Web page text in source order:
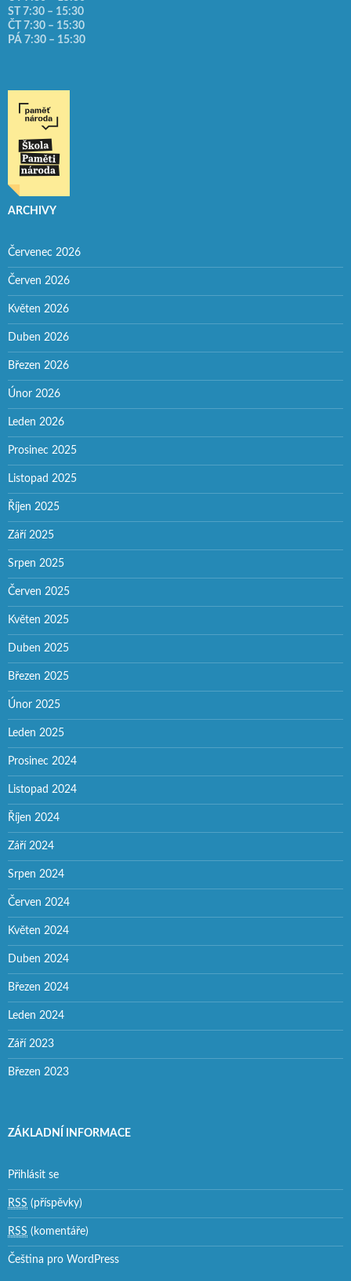
ST 7:30 – 15:30
ČT 7:30 – 15:30
PÁ 7:30 – 15:30
ARCHIVY
Červenec 2026
Červen 2026
Květen 2026
Duben 2026
Březen 2026
Únor 2026
Leden 2026
Prosinec 2025
Listopad 2025
Říjen 2025
Září 2025
Srpen 2025
Červen 2025
Květen 2025
Duben 2025
Březen 2025
Únor 2025
Leden 2025
Prosinec 2024
Listopad 2024
Říjen 2024
Září 2024
Srpen 2024
Červen 2024
Květen 2024
Duben 2024
Březen 2024
Leden 2024
Září 2023
Březen 2023
ZÁKLADNÍ INFORMACE
Přihlásit se
RSS (příspěvky)
RSS (komentáře)
Čeština pro WordPress